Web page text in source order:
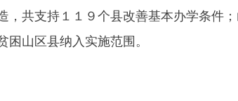
，共支持１１９个县改善基本办学条件
山区县纳入实施范围。